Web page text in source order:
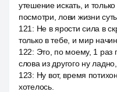
утешение искать, и
посмотри, лови жизни суть.
121 : Не в ярости сила в
только в тебе, и мир
122: Это, по моему, 1 раз
слова из другого ну
123: Ну вот, время
хотелось.